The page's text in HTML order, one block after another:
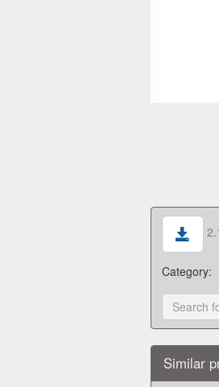
Category:
Similar